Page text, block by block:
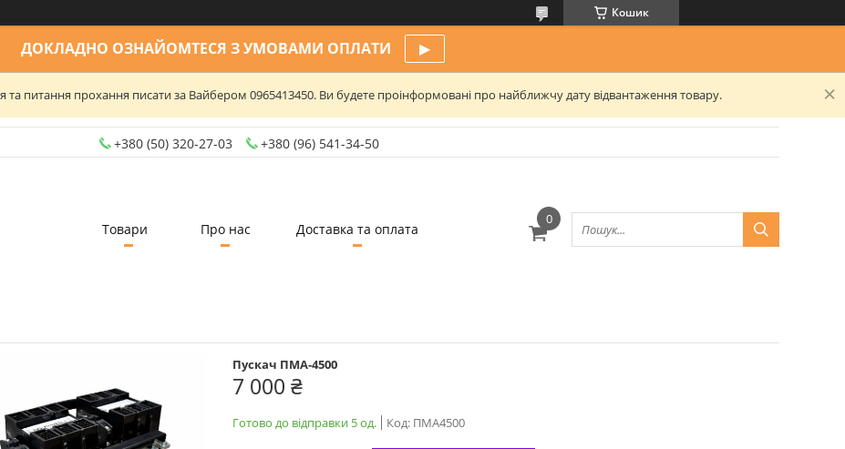
Кошик
ДОКЛАДНО ОЗНАЙОМТЕСЯ З УМОВАМИ ОПЛАТИ ▶
та питання прохання писати за Вайбером 0965413450. Ви будете проінформовані про найближчу дату відвантаження товару.
+380 (50) 320-27-03 +380 (96) 541-34-50
Товари Про нас Доставка та оплата
Пускач ПМА-4500
7 000 ₴
Готово до відправки 5 од. Код: ПМА4500